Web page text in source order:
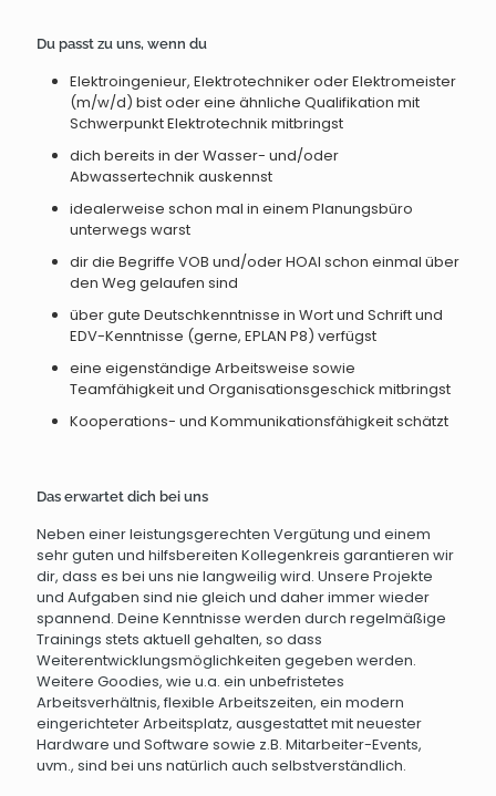
Du passt zu uns, wenn du
Elektroingenieur, Elektrotechniker oder Elektromeister
(m/w/d) bist oder eine ähnliche Qualifikation mit
Schwerpunkt Elektrotechnik mitbringst
dich bereits in der Wasser- und/oder
Abwassertechnik auskennst
idealerweise schon mal in einem Planungsbüro
unterwegs warst
dir die Begriffe VOB und/oder HOAI schon einmal über
den Weg gelaufen sind
über gute Deutschkenntnisse in Wort und Schrift und
EDV-Kenntnisse (gerne, EPLAN P8) verfügst
eine eigenständige Arbeitsweise sowie
Teamfähigkeit und Organisationsgeschick mitbringst
Kooperations- und Kommunikationsfähigkeit schätzt
Das erwartet dich bei uns
Neben einer leistungsgerechten Vergütung und einem
sehr guten und hilfsbereiten Kollegenkreis garantieren wir
dir, dass es bei uns nie langweilig wird. Unsere Projekte
und Aufgaben sind nie gleich und daher immer wieder
spannend. Deine Kenntnisse werden durch regelmäßige
Trainings stets aktuell gehalten, so dass
Weiterentwicklungsmöglichkeiten gegeben werden.
Weitere Goodies, wie u.a. ein unbefristetes
Arbeitsverhältnis, flexible Arbeitszeiten, ein modern
eingerichteter Arbeitsplatz, ausgestattet mit neuester
Hardware und Software sowie z.B. Mitarbeiter-Events,
uvm., sind bei uns natürlich auch selbstverständlich.